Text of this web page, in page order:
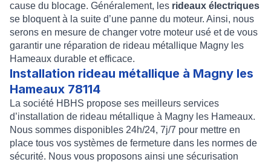
cause du blocage. Généralement, les rideaux électriques
se bloquent à la suite d’une panne du moteur. Ainsi, nous
serons en mesure de changer votre moteur usé et de vous
garantir une réparation de rideau métallique Magny les
Hameaux durable et efficace.
Installation rideau métallique à Magny les
Hameaux 78114
La société HBHS propose ses meilleurs services
d’installation de rideau métallique à Magny les Hameaux.
Nous sommes disponibles 24h/24, 7j/7 pour mettre en
place tous vos systèmes de fermeture dans les normes de
sécurité. Nous vous proposons ainsi une sécurisation